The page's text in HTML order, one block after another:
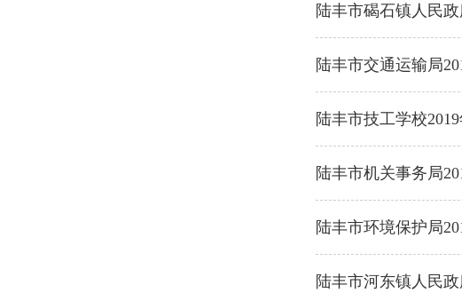
陆丰市碣石镇人民
陆丰市交通运输局
陆丰市技工学校
陆丰市机关事务局
陆丰市环境保护局
陆丰市河东镇人民